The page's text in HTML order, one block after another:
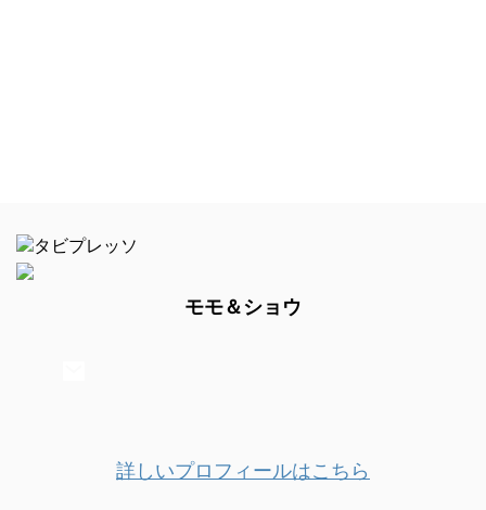
モモ＆ショウ
詳しいプロフィールはこちら